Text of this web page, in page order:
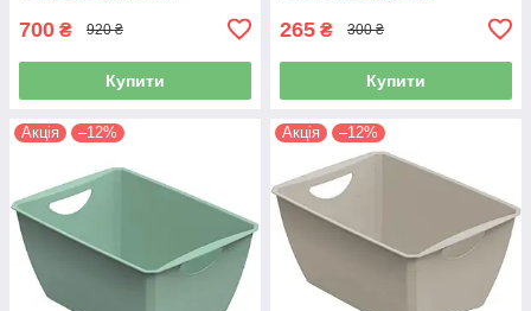
700 ₴ 920 ₴
Купити
265 ₴ 300 ₴
Купити
Акція –12% Акція –12%